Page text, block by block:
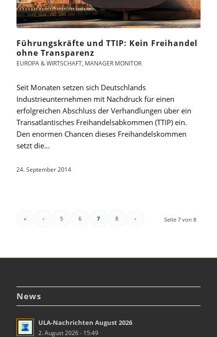
Führungskräfte und TTIP: Kein Freihandel
ohne Transparenz
EUROPA & WIRTSCHAFT, MANAGER MONITOR
Seit Monaten setzen sich Deutschlands
Industrieunternehmen mit Nachdruck für einen
erfolgreichen Abschluss der Verhandlungen über ein
Transatlantisches Freihandelsabkommen (TTIP) ein.
Den enormen Chancen dieses Freihandelskommen
setzt die…
24. September 2014
Seite 7 von 8
« ‹ 5 6 7 8 ›
News
ULA-Nachrichten August 2026
2. August 2026 - 15:49